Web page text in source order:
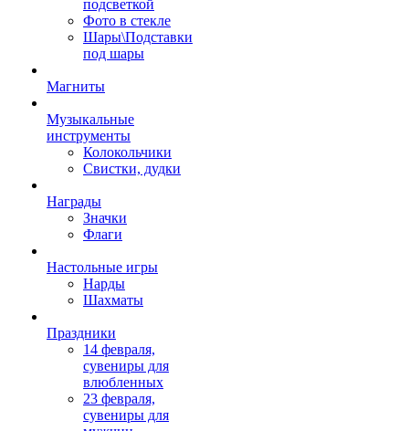
подсветкой
Фото в стекле
Шары\Подставки
под шары
Магниты
Музыкальные
инструменты
Колокольчики
Свистки, дудки
Награды
Значки
Флаги
Настольные игры
Нарды
Шахматы
Праздники
14 февраля,
сувениры для
влюбленных
23 февраля,
сувениры для